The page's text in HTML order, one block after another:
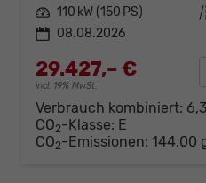
Leistung 110 kW (150 PS)
08.08.2026
29.427,– €
incl. 19% MwSt.
Verbrauch kombiniert:
CO2-Klasse: E
CO2-Emissionen: 144,00